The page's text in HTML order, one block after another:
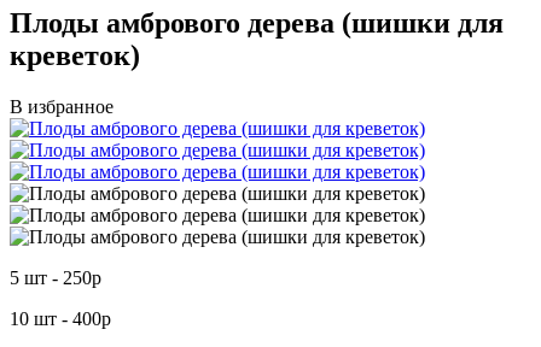
Плоды амбрового дерева (шишки для
креветок)
В избранное
5 шт - 250р
10 шт - 400р